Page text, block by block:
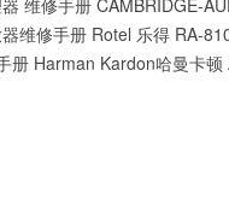
维修手册 CAMBRIDGE-
维修手册 Rotel 乐得 RA-
册 Harman Kardon哈曼卡